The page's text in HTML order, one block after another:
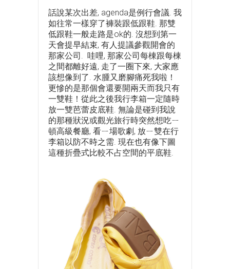
話說某次出差, agenda是例行會議. 我
如往常一樣穿了褲裝跟低跟鞋. 那雙
低跟鞋一般走路是ok的. 沒想到第一
天會提早結束, 有人提議參觀開會的
那家公司. 哇哩, 那家公司每棟跟每棟
之間都離好遠, 走了一圈下來, 大家應
該想像到了. 水腫又磨腳痛死我啦！
更慘的是那個會還要開兩天而我只有
一雙鞋！從此之後我行李箱一定隨時
放一雙芭蕾皮底鞋. 無論是碰到我說
的那種狀況或觀光旅行時突然想吃ㄧ
頓高級餐廳, 看ㄧ場歌劇, 放ㄧ雙在行
李箱以防不時之需. 現在也有像下圖
這種折疊式比較不占空間的平底鞋.